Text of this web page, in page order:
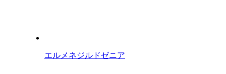
エルメネジルドゼニア